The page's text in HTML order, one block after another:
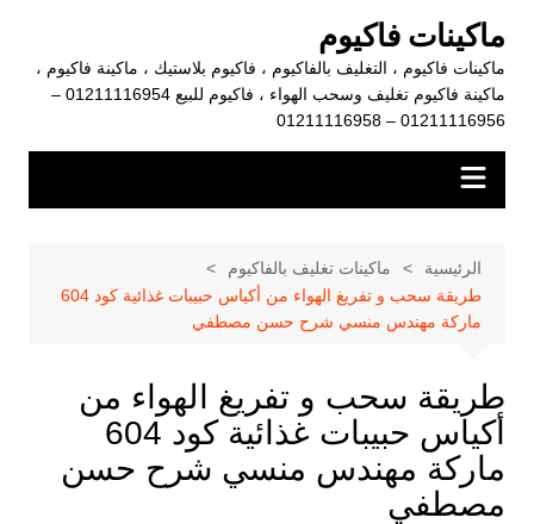
المحتوى
ماكينات فاكيوم
ماكينات فاكيوم ، التغليف بالفاكيوم ، فاكيوم بلاستيك ، ماكينة فاكيوم ،
ماكينة فاكيوم تغليف وسحب الهواء ، فاكيوم للبيع 01211116954 –
01211116956 – 01211116958
الرئيسية
ماكينات تغليف بالفاكيوم
طريقة سحب و تفريغ الهواء من أكياس حبيبات غذائية كود 604
ماركة مهندس منسي شرح حسن مصطفي
طريقة سحب و تفريغ الهواء من
أكياس حبيبات غذائية كود 604
ماركة مهندس منسي شرح حسن
مصطفي